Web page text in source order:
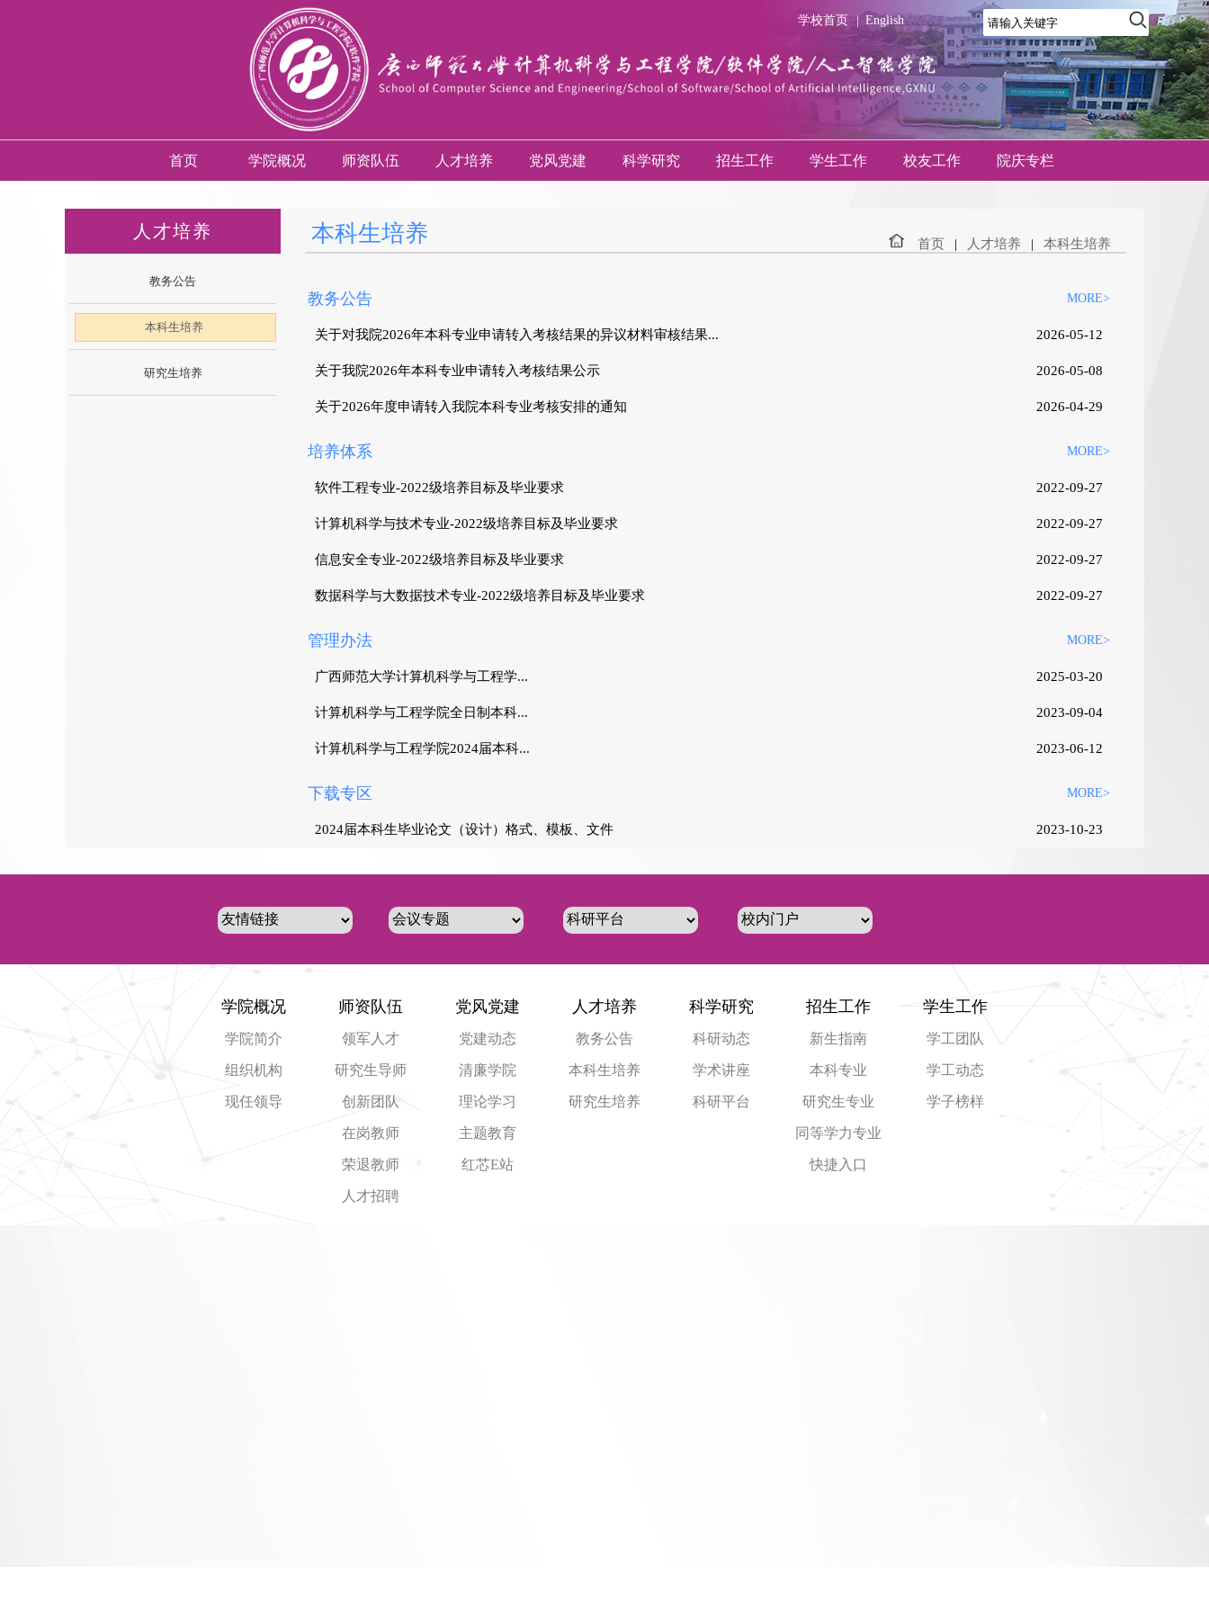
学校首页 | English
首页 学院概况 师资队伍 人才培养 党风党建 科学研究 招生工作 学生工作 校友工作 院庆专栏
人才培养
教务公告
本科生培养
研究生培养
本科生培养 首页 | 人才培养 | 本科生培养
教务公告 MORE>
关于对我院2026年本科专业申请转入考核结果的异议材料审核结果... 2026-05-12
关于我院2026年本科专业申请转入考核结果公示 2026-05-08
关于2026年度申请转入我院本科专业考核安排的通知 2026-04-29
培养体系 MORE>
软件工程专业-2022级培养目标及毕业要求 2022-09-27
计算机科学与技术专业-2022级培养目标及毕业要求 2022-09-27
信息安全专业-2022级培养目标及毕业要求 2022-09-27
数据科学与大数据技术专业-2022级培养目标及毕业要求 2022-09-27
管理办法 MORE>
广西师范大学计算机科学与工程学... 2025-03-20
计算机科学与工程学院全日制本科... 2023-09-04
计算机科学与工程学院2024届本科... 2023-06-12
下载专区 MORE>
2024届本科生毕业论文（设计）格式、模板、文件 2023-10-23
学院概况
学院简介
组织机构
现任领导
师资队伍
领军人才
研究生导师
创新团队
在岗教师
荣退教师
人才招聘
党风党建
党建动态
清廉学院
理论学习
主题教育
红芯E站
人才培养
教务公告
本科生培养
研究生培养
科学研究
科研动态
学术讲座
科研平台
招生工作
新生指南
本科专业
研究生专业
同等学力专业
快捷入口
学生工作
学工团队
学工动态
学子榜样